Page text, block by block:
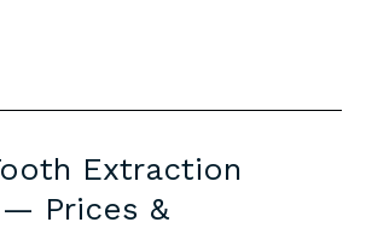
Extraction
Prices &